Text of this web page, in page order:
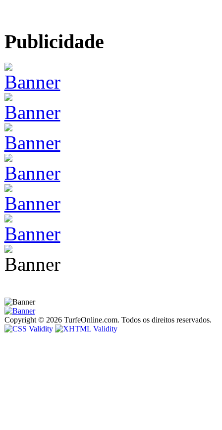
Publicidade
Copyright © 2026 TurfeOnline.com. Todos os direitos reservados.